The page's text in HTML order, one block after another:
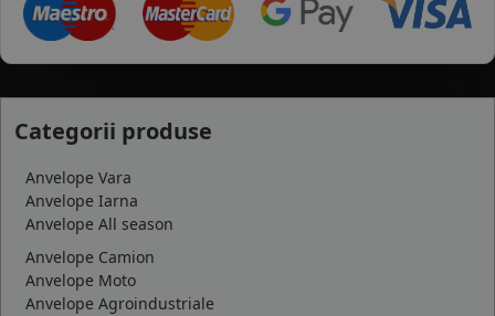
Categorii produse
Anvelope Vara
Anvelope Iarna
Anvelope All season
Anvelope Camion
Anvelope Moto
Anvelope Agroindustriale